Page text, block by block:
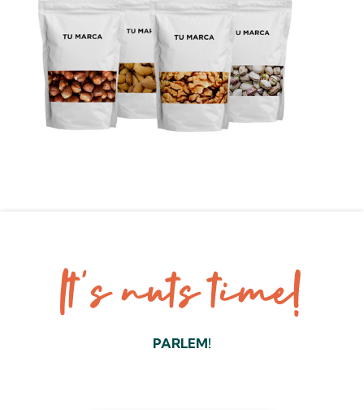
It’s nuts time!
PARLEM!